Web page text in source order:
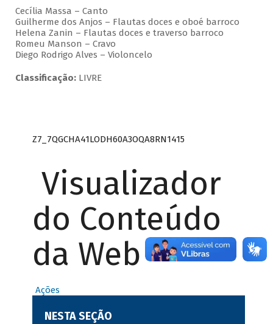
Cecília Massa – Canto
Guilherme dos Anjos – Flautas doces e oboé barroco
Helena Zanin – Flautas doces e traverso barroco
Romeu Manson – Cravo
Diego Rodrigo Alves – Violoncelo
Classificação:LIVRE
Z7_7QGCHA41LODH60A3OQA8RN1415
Visualizador
do Conteúdo
da Web
Ações
NESTA SEÇÃO